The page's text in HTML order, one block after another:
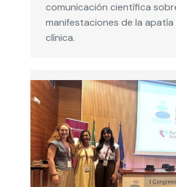
comunicación científica
manifestaciones de la
clínica.